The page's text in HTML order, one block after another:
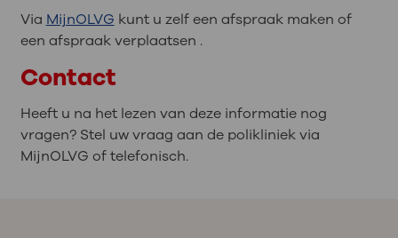
Via MijnOLVG kunt u zelf een afspraak maken of
een afspraak verplaatsen .
Contact
Heeft u na het lezen van deze informatie nog
vragen? Stel uw vraag aan de polikliniek via
MijnOLVG of telefonisch.